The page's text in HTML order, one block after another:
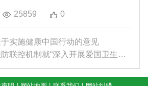
25859 0
于实施健康中国行动的意见
下一篇：国务院联防联控机制就“深入开展爱国卫生运...